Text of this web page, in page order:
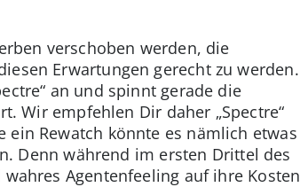
verschoben werden, die
Erwartungen gerecht zu werden.
an und spinnt gerade die
Wir empfehlen Dir daher „Spectre“
Rewatch könnte es nämlich etwas
Denn während im ersten Drittel des
Agentenfeeling auf ihre Kosten